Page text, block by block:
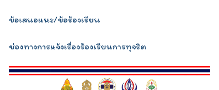
ข้อเสนอแนะ/ข้อร้องเรียน
ช่องทางการแจ้งเรื่องร้องเรียนการทุจริต